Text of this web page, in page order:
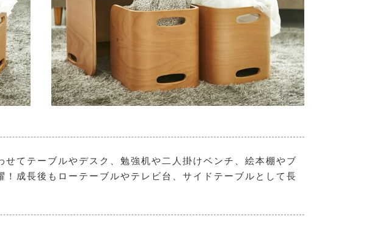
てテーブルやデスク、勉強机や二人掛けベンチ、絵本棚やブ
成長後もローテーブルやテレビ台、サイドテーブルとして長